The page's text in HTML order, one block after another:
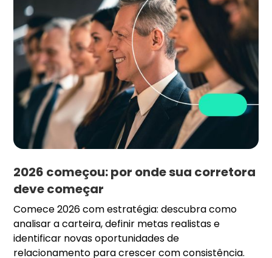
2026 começou: por onde sua corretora
deve começar
Comece 2026 com estratégia: descubra como
analisar a carteira, definir metas realistas e
identificar novas oportunidades de
relacionamento para crescer com consistência.